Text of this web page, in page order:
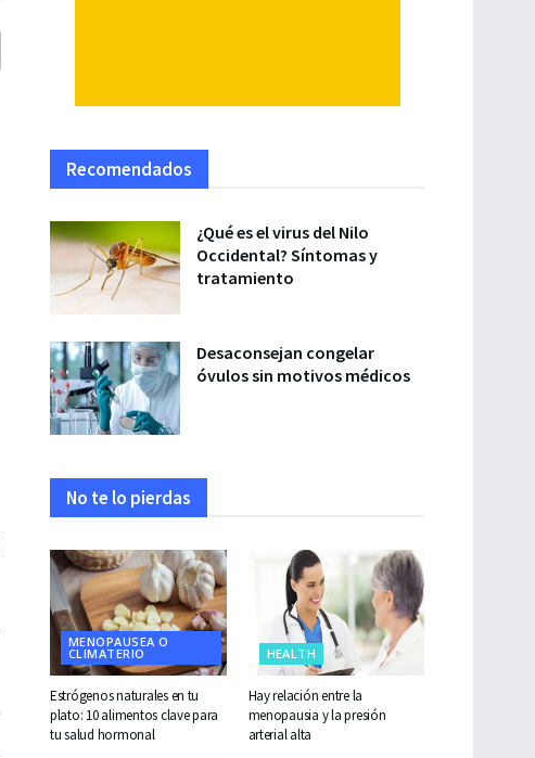
Recomendados
¿Qué es el virus del Nilo
Occidental? Síntomas y
tratamiento
Desaconsejan congelar
óvulos sin motivos médicos
No te lo pierdas
MENOPAUSEA O
CLIMATERIO
Estrógenos naturales en tu
plato: 10 alimentos clave para
tu salud hormonal
HEALTH
Hay relación entre la
menopausia y la presión
arterial alta